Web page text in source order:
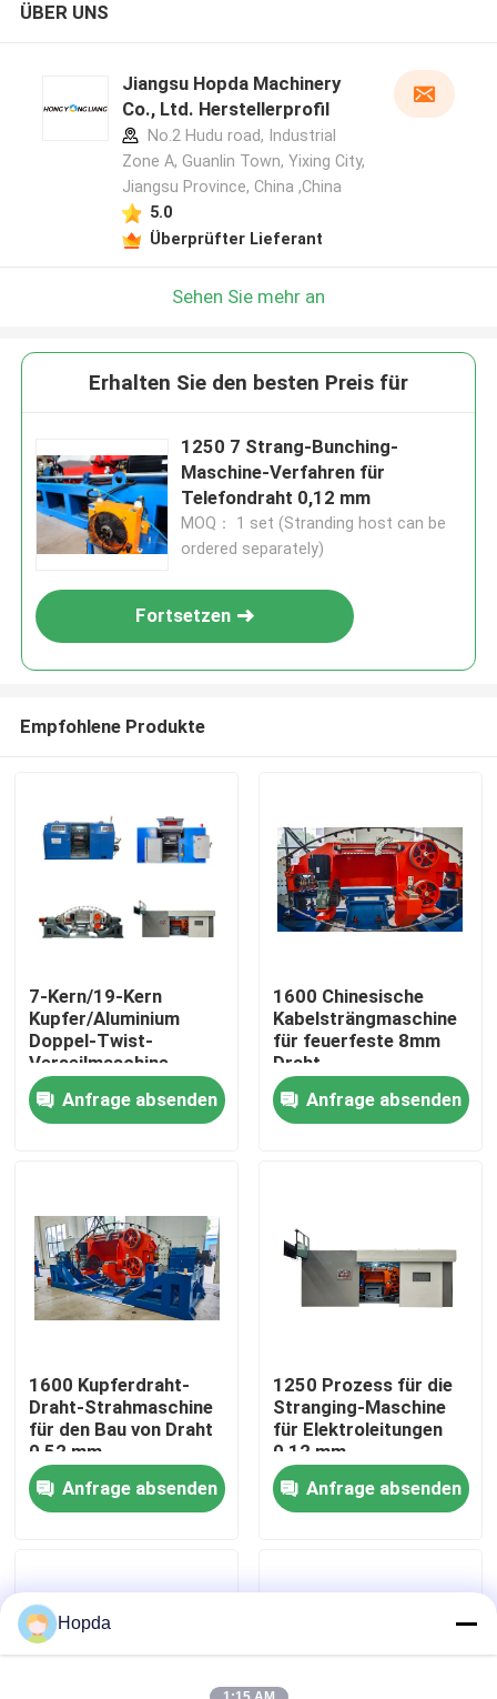
Zu Hause
Produkte
Über uns
Qualitätskontrolle
Kontaktieren Sie uns
Rechtssachen
Bitte um ein Angebot
ÜBER UNS
Jiangsu Hopda Machinery
Co., Ltd. Herstellerprofil
No.2 Hudu road, Industrial
Zone A, Guanlin Town, Yixing City,
Jiangsu Province, China ,China
5.0
Überprüfter Lieferant
Sehen Sie mehr an
Erhalten Sie den besten Preis für
1250 7 Strang-Bunching-
Maschine-Verfahren für
Telefondraht 0,12 mm
MOQ： 1 set (Stranding host can be
ordered separately)
Fortsetzen
Empfohlene Produkte
7-Kern/19-Kern
Kupfer/Aluminium
Doppel-Twist-
Verseilmaschine
Abzug 1250 mm, 1600
mm Anfrage absenden
1600 Chinesische
Kabelsträngmaschine
für feuerfeste 8mm
Draht
Anfrage absenden
1600 Kupferdraht-
Draht-Strahmaschine
für den Bau von Draht
0,52 mm
Anfrage absenden
1250 Prozess für die
Stranging-Maschine
für Elektroleitungen
0,12 mm
Anfrage absenden
Hopda